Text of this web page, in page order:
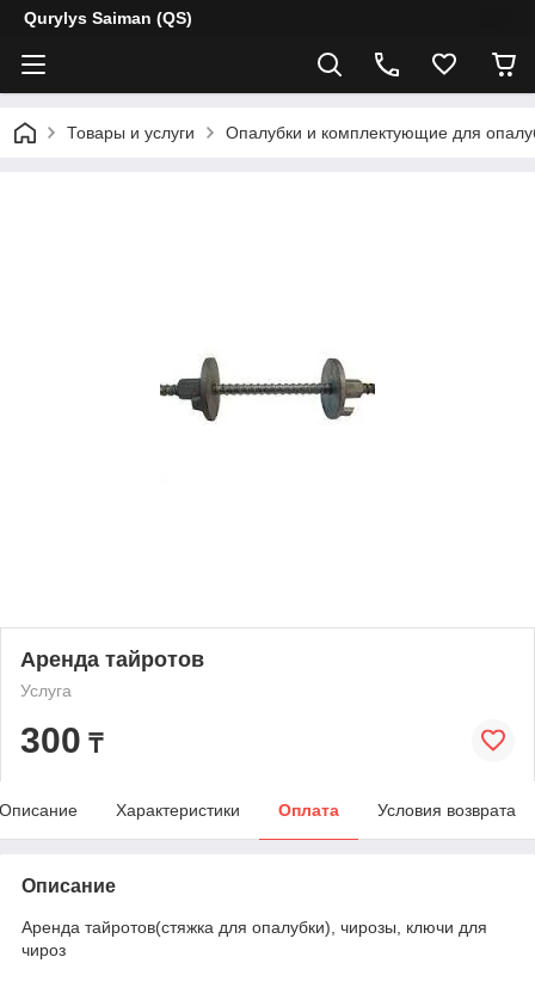
Qurylys Saiman (QS)
Товары и услуги Опалубки и комплектующие для
Аренда тайротов
Услуга
300 ₸
Описание Характеристики Оплата Условия возврата
Описание
Аренда тайротов(стяжка для опалубки), чирозы, ключи для
чироз